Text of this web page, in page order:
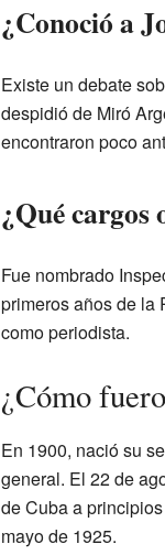
¿Conoció a
Existe un debate
despidió de Miró
encontraron poco
¿Qué cargos
Fue nombrado
primeros años de la
como periodista.
¿Cómo
En 1900, nació su
general. El 22 de
de Cuba a
mayo de 1925.